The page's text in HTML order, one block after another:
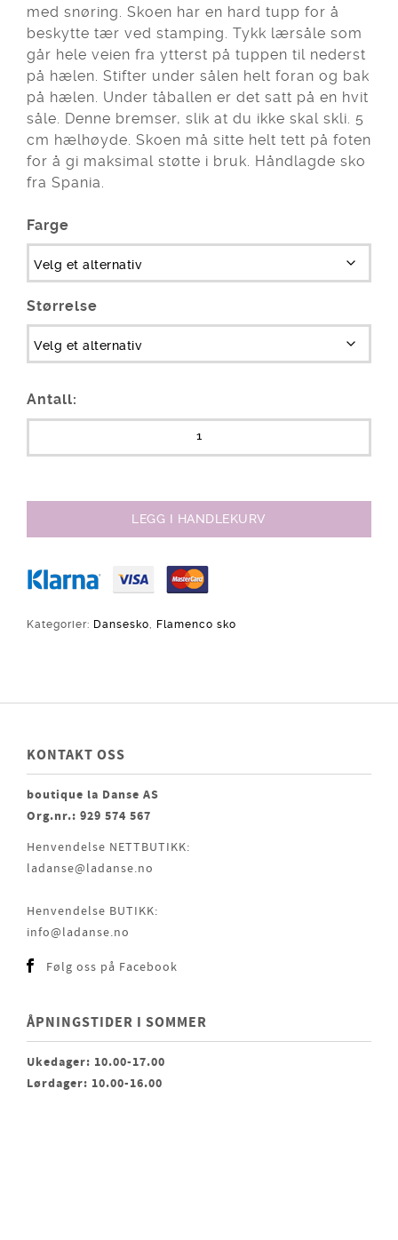
med snøring. Skoen har en hard tupp for å
beskytte tær ved stamping. Tykk lærsåle som
går hele veien fra ytterst på tuppen til nederst
på hælen. Stifter under sålen helt foran og bak
på hælen. Under tåballen er det satt på en hvit
såle. Denne bremser, slik at du ikke skal skli. 5
cm hælhøyde. Skoen må sitte helt tett på foten
for å gi maksimal støtte i bruk. Håndlagde sko
fra Spania.
Farge
Størrelse
Antall:
LEGG I HANDLEKURV
Kategorier: Dansesko, Flamenco sko
KONTAKT OSS
boutique la Danse AS
Org.nr.: 929 574 567
Henvendelse NETTBUTIKK:
ladanse@ladanse.no
Henvendelse BUTIKK:
info@ladanse.no
Følg oss på Facebook
ÅPNINGSTIDER I SOMMER
Ukedager: 10.00-17.00
Lørdager: 10.00-16.00